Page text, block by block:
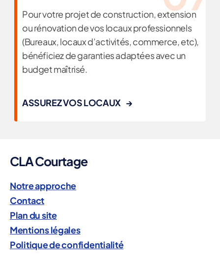
Pour votre projet de construction, extension
ou rénovation de vos locaux professionnels
(Bureaux, locaux d’activités, commerce, etc),
bénéficiez de garanties adaptées avec un
budget maîtrisé.
ASSUREZ VOS LOCAUX
CLA Courtage
Notre approche
Contact
Plan du site
Mentions légales
Politique de confidentialité